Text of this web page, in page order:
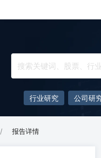
行业研究 公司研
/ 报告详情